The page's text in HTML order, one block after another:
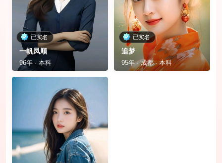
已实名
一帆凤顺
96年 · 本科
已实名
追梦
95年 · 成都 · 本科